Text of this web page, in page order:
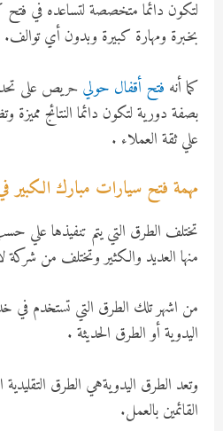
لتكون دائما متخصصة لتساعده في فتح
بخبرة ومهارة كبيرة وبدون أي توالف.
كما أنه فتح أقفال حوليحريص على
بصفة دورية لتكون دائما النتائج مميزة
علي ثقة العملاء .
مهمة فتح سيارات مبارك الكبير
تختلف الطرق التي يتم تنفيذها علي
منها العديد والكثير وتختلف من
من اشهر تلك الطرق التي تستخدم في
اليدوية أو الطرق الحديثة .
وتعد الطرق اليدويةهي الطرق التقليدية
القائمين بالعمل.